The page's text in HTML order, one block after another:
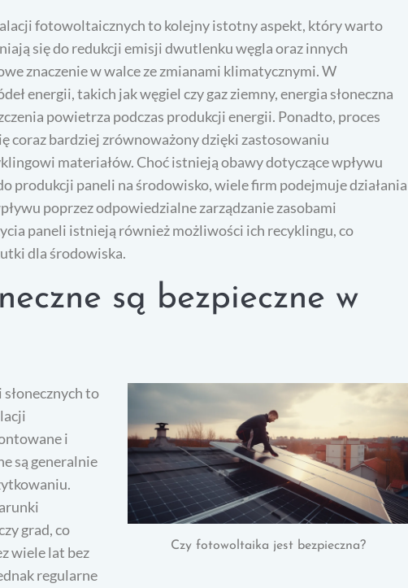
fotowoltaicznych to kolejny istotny aspekt, który warto
się do redukcji emisji dwutlenku węgla oraz innych
znaczenie w walce ze zmianami klimatycznymi. W
energii, takich jak węgiel czy gaz ziemny, energia słoneczna
powietrza podczas produkcji energii. Ponadto, proces
coraz bardziej zrównoważony dzięki zastosowaniu
materiałów. Choć istnieją obawy dotyczące wpływu
produkcji paneli na środowisko, wiele firm podejmuje działania
poprzez odpowiedzialne zarządzanie zasobami
paneli istnieją również możliwości ich recyklingu, co
dla środowiska.
są bezpieczne w
Czy fotowoltaika jest bezpieczna?
to
i
są generalnie
grad, co
wiele lat bez
regularne